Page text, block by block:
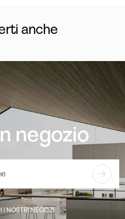
anche
negozio
I NOSTRI NEGOZI